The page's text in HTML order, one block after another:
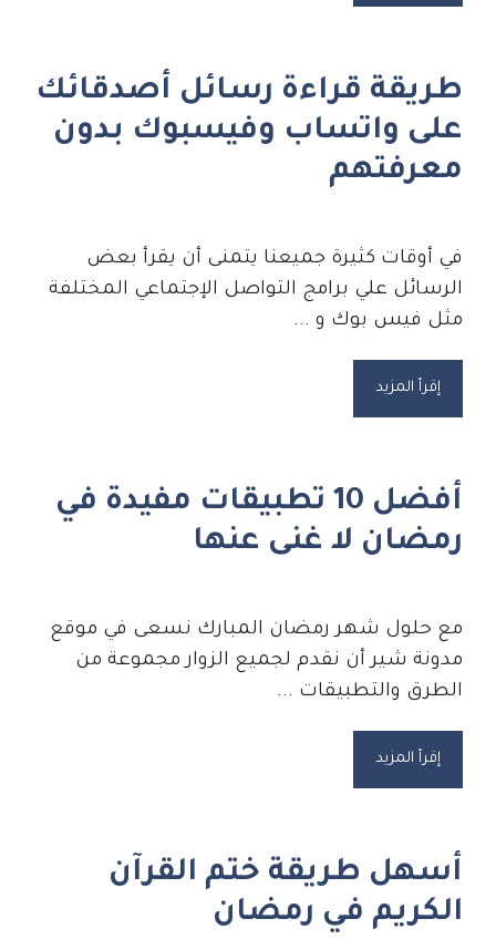
طريقة قراءة رسائل أصدقائك
على واتساب وفيسبوك بدون
معرفتهم
في أوقات كثيرة جميعنا يتمنى أن يقرأ بعض
الرسائل علي برامج التواصل الإجتماعي المختلفة
مثل فيس بوك و ...
إقرأ المزيد
أفضل 10 تطبيقات مفيدة في
رمضان لا غنى عنها
مع حلول شهر رمضان المبارك نسعى في موقع
مدونة شير أن نقدم لجميع الزوار مجموعة من
الطرق والتطبيقات ...
إقرأ المزيد
أسهل طريقة ختم القرآن
الكريم في رمضان